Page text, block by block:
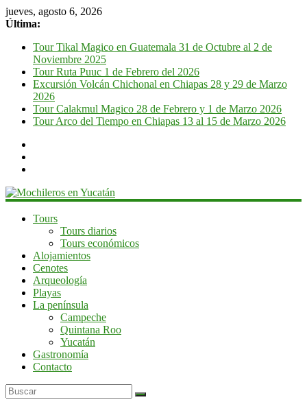
jueves, agosto 6, 2026
Última:
Tour Tikal Magico en Guatemala 31 de Octubre al 2 de
Noviembre 2025
Tour Ruta Puuc 1 de Febrero del 2026
Excursión Volcán Chichonal en Chiapas 28 y 29 de Marzo
2026
Tour Calakmul Magico 28 de Febrero y 1 de Marzo 2026
Tour Arco del Tiempo en Chiapas 13 al 15 de Marzo 2026
Mochileros
Yucatán
Yucatán
Tours
Tours diarios
Tours económicos
Alojamientos
Cenotes
Arqueología
Playas
La península
Campeche
Quintana Roo
Yucatán
Gastronomía
Contacto